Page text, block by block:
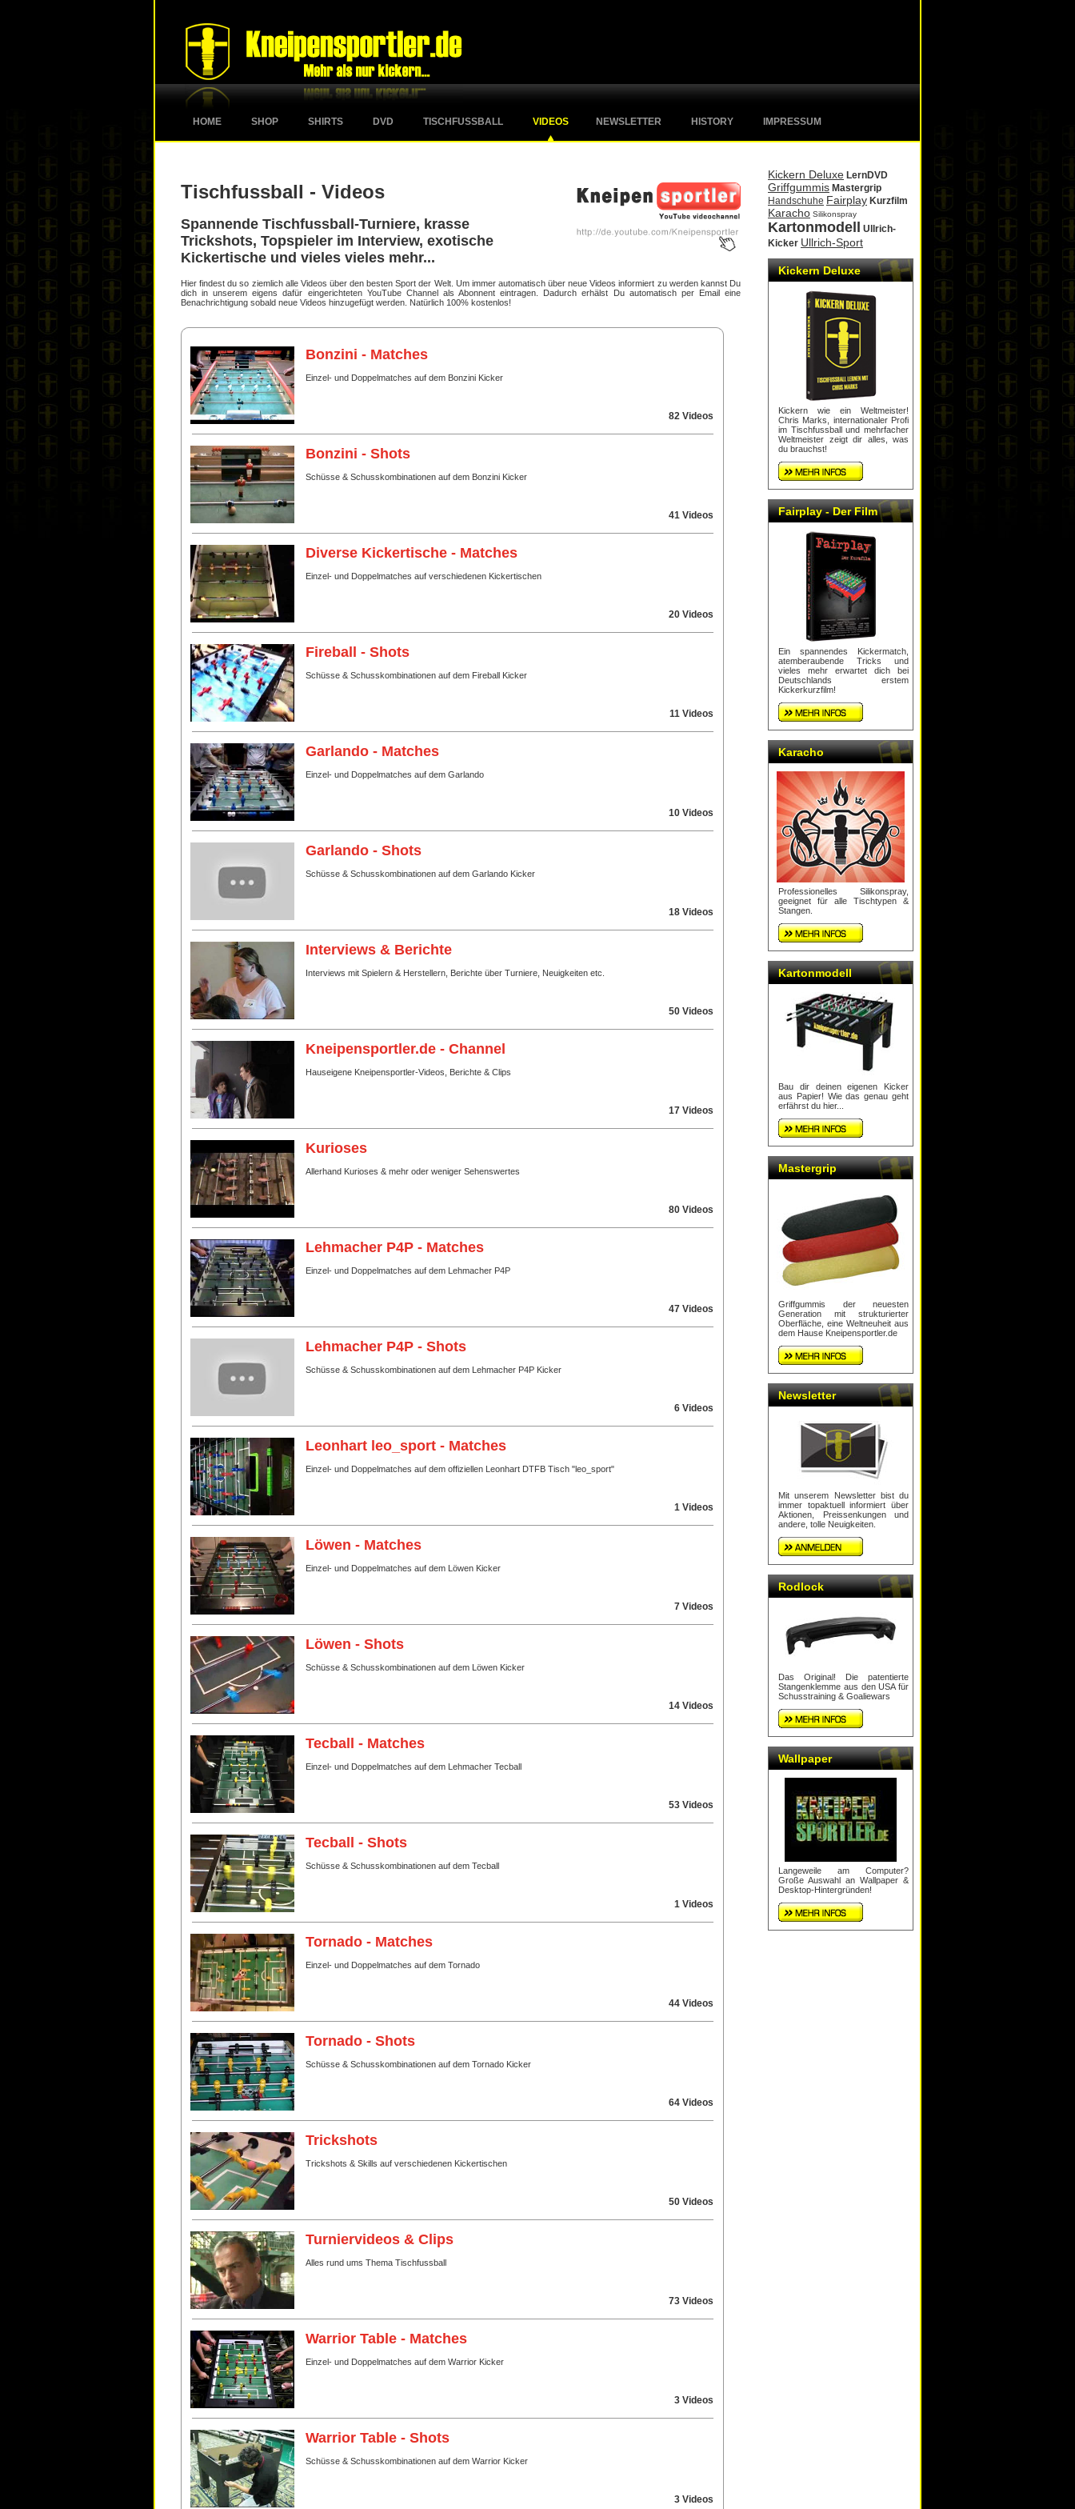
HOME SHOP SHIRTS DVD TISCHFUSSBALL VIDEOS NEWSLETTER HISTORY IMPRESSUM
Tischfussball - Videos
Spannende Tischfussball-Turniere, krasse
Trickshots, Topspieler im Interview, exotische
Kickertische und vieles vieles mehr...
Hier findest du so ziemlich alle Videos über den besten Sport der Welt. Um immer automatisch über neue Videos informiert zu werden kannst Du
dich in unserem eigens dafür eingerichteten YouTube Channel als Abonnent eintragen. Dadurch erhälst Du automatisch per Email eine
Benachrichtigung sobald neue Videos hinzugefügt werden. Natürlich 100% kostenlos!
Bonzini - Matches
Einzel- und Doppelmatches auf dem Bonzini Kicker
82 Videos
Bonzini - Shots
Schüsse & Schusskombinationen auf dem Bonzini Kicker
41 Videos
Diverse Kickertische - Matches
Einzel- und Doppelmatches auf verschiedenen Kickertischen
20 Videos
Fireball - Shots
Schüsse & Schusskombinationen auf dem Fireball Kicker
11 Videos
Garlando - Matches
Einzel- und Doppelmatches auf dem Garlando
10 Videos
Garlando - Shots
Schüsse & Schusskombinationen auf dem Garlando Kicker
18 Videos
Interviews & Berichte
Interviews mit Spielern & Herstellern, Berichte über Turniere, Neuigkeiten etc.
50 Videos
Kneipensportler.de - Channel
Hauseigene Kneipensportler-Videos, Berichte & Clips
17 Videos
Kurioses
Allerhand Kurioses & mehr oder weniger Sehenswertes
80 Videos
Lehmacher P4P - Matches
Einzel- und Doppelmatches auf dem Lehmacher P4P
47 Videos
Lehmacher P4P - Shots
Schüsse & Schusskombinationen auf dem Lehmacher P4P Kicker
6 Videos
Leonhart leo_sport - Matches
Einzel- und Doppelmatches auf dem offiziellen Leonhart DTFB Tisch "leo_sport"
1 Videos
Löwen - Matches
Einzel- und Doppelmatches auf dem Löwen Kicker
7 Videos
Löwen - Shots
Schüsse & Schusskombinationen auf dem Löwen Kicker
14 Videos
Tecball - Matches
Einzel- und Doppelmatches auf dem Lehmacher Tecball
53 Videos
Tecball - Shots
Schüsse & Schusskombinationen auf dem Tecball
1 Videos
Tornado - Matches
Einzel- und Doppelmatches auf dem Tornado
44 Videos
Tornado - Shots
Schüsse & Schusskombinationen auf dem Tornado Kicker
64 Videos
Trickshots
Trickshots & Skills auf verschiedenen Kickertischen
50 Videos
Turniervideos & Clips
Alles rund ums Thema Tischfussball
73 Videos
Warrior Table - Matches
Einzel- und Doppelmatches auf dem Warrior Kicker
3 Videos
Warrior Table - Shots
Schüsse & Schusskombinationen auf dem Warrior Kicker
3 Videos
Kickern Deluxe LernDVD
Griffgummis Mastergrip
Handschuhe Fairplay Kurzfilm
Karacho Silikonspray
Kartonmodell
Ullrich-
Kicker Ullrich-Sport
Kickern Deluxe
Kickern wie ein Weltmeister!
Chris Marks, internationaler Profi
im Tischfussball und mehrfacher
Weltmeister zeigt dir alles, was
du brauchst!
Fairplay - Der Film
Ein spannendes Kickermatch,
atemberaubende Tricks und
vieles mehr erwartet dich bei
Deutschlands erstem
Kickerkurzfilm!
Karacho
Professionelles Silikonspray,
geeignet für alle Tischtypen &
Stangen.
Kartonmodell
Bau dir deinen eigenen Kicker
aus Papier! Wie das genau geht
erfährst du hier...
Mastergrip
Griffgummis der neuesten
Generation mit strukturierter
Oberfläche, eine Weltneuheit aus
dem Hause Kneipensportler.de
Newsletter
Mit unserem Newsletter bist du
immer topaktuell informiert über
Aktionen, Preissenkungen und
andere, tolle Neuigkeiten.
Rodlock
Das Original! Die patentierte
Stangenklemme aus den USA für
Schusstraining & Goaliewars
Wallpaper
Langeweile am Computer?
Große Auswahl an Wallpaper &
Desktop-Hintergründen!